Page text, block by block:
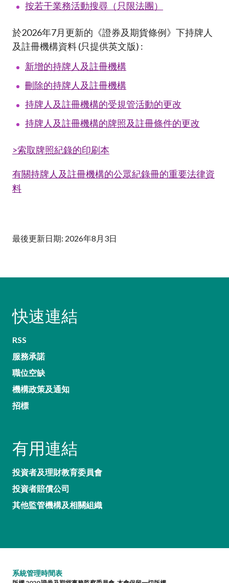
按若干業務活動搜尋（只限法團）
於2026年7月更新的《證券及期貨條例》下持牌人
及註冊機構資料 (只提供英文版) :
新增的持牌人及註冊機構
刪除的持牌人及註冊機構
持牌人及註冊機構的受規管活動的更改
持牌人及註冊機構的牌照及註冊條件的更改
>索取牌照紀錄的印刷本
有關持牌人及註冊機構的公眾紀錄冊的重要法律資
料
最後更新日期: 2026年8月3日
快速連結
RSS
服務承諾
職位空缺
機構政策及通知
招標
有用連結
投資者及理財教育委員會
投資者賠償公司
其他監管機構及相關組織
系統管理時間表